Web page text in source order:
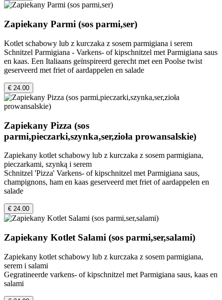
Zapiekany Parmi (sos parmi,ser)
Kotlet schabowy lub z kurczaka z sosem parmigiana i serem
Schnitzel Parmigiana - Varkens- of kipschnitzel met Parmigiana saus
en kaas. Een Italiaans geïnspireerd gerecht met een Poolse twist
geserveerd met friet of aardappelen en salade
€ 24.00
Zapiekany Pizza (sos
parmi,pieczarki,szynka,ser,zioła prowansalskie)
Zapiekany kotlet schabowy lub z kurczaka z sosem parmigiana,
pieczarkami, szynką i serem
Schnitzel 'Pizza' Varkens- of kipschnitzel met Parmigiana saus,
champignons, ham en kaas geserveerd met friet of aardappelen en
salade
€ 24.00
Zapiekany Kotlet Salami (sos parmi,ser,salami)
Zapiekany kotlet schabowy lub z kurczaka z sosem parmigiana,
serem i salami
Gegratineerde varkens- of kipschnitzel met Parmigiana saus, kaas en
salami